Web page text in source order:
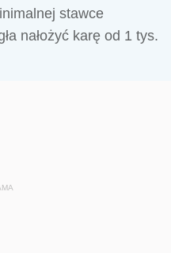
stawce
nałożyć karę od 1 tys.